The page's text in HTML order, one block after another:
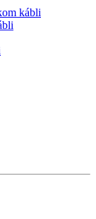
kábli